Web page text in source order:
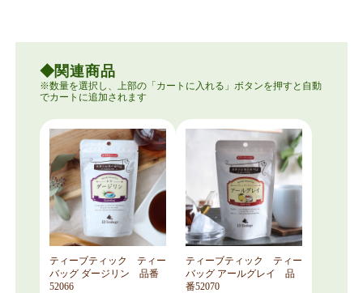
関連商品
ティーブティック ティー
バッグ ダージリン 品番
52066
ティーブティック ティー
バッグ アールグレイ 品
番52070